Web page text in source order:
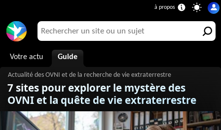
Votre actu Guide
7 sites pour explorer le mystère des
OVNI et la quête de vie extraterrestre